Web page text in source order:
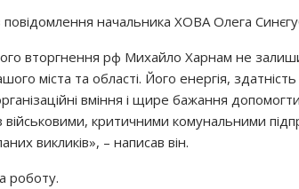
повідомлення начальника ХОВА Олега
вторгнення рф Михайло Харнам не
міста та області. Його енергія,
вміння і щире бажання
військовими, критичними комунальними
викликів», – написав він.
роботу.